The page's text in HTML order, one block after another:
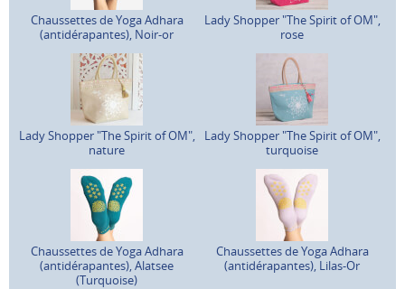
Chaussettes de Yoga Adhara
(antidérapantes), Noir-or
Lady Shopper "The Spirit of OM",
rose
Lady Shopper "The Spirit of OM",
nature
Lady Shopper "The Spirit of OM",
turquoise
Chaussettes de Yoga Adhara
(antidérapantes), Alatsee
(Turquoise)
Chaussettes de Yoga Adhara
(antidérapantes), Lilas-Or